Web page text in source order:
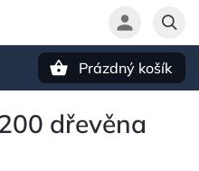
Prázdný košík
dřevěna